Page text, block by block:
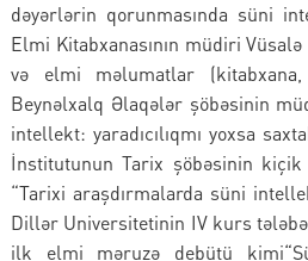
dəyərlərin qorunmasında süni
Elmi Kitabxanasının müdiri
və elmi məlumatlar
Beynəlxalq Əlaqələr şöbəsinin
intellekt: yaradıcılıqmı yoxsa
İnstitutunun Tarix şöbəsinin
“Tarixi araşdırmalarda süni
Dillər Universitetinin IV kurs
ilk elmi məruzə debütü